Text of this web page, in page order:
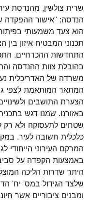
שרית צולשין, מהנדסת
הנדסה: "אישור ההפקדה
הוא צעד משמעותי
תכנוני המבטיח איזון בין
התחדשות ההכרחיים.
בהובלת צוות ההנדסה
משרדה של האדריכלית
המתאר המותאמת לצפי
הצערת התושבים
באזורנו. שמנו דגש
שטחים לתעסוקה ולא רק
כלכלית חשובה לעיר.
המרקם העירוני הייחודי
באמצעות הקפדה על
היתר שדרות הליכה
שלצד הגידול במס' יח'
ומבנים ציבוריים אשר